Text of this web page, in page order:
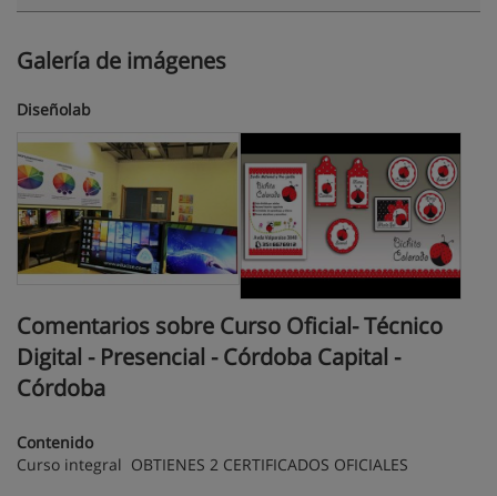
Galería de imágenes
Diseñolab
Comentarios sobre Curso Oficial- Técnico
Digital - Presencial - Córdoba Capital -
Córdoba
Contenido
Curso integral OBTIENES 2 CERTIFICADOS OFICIALES